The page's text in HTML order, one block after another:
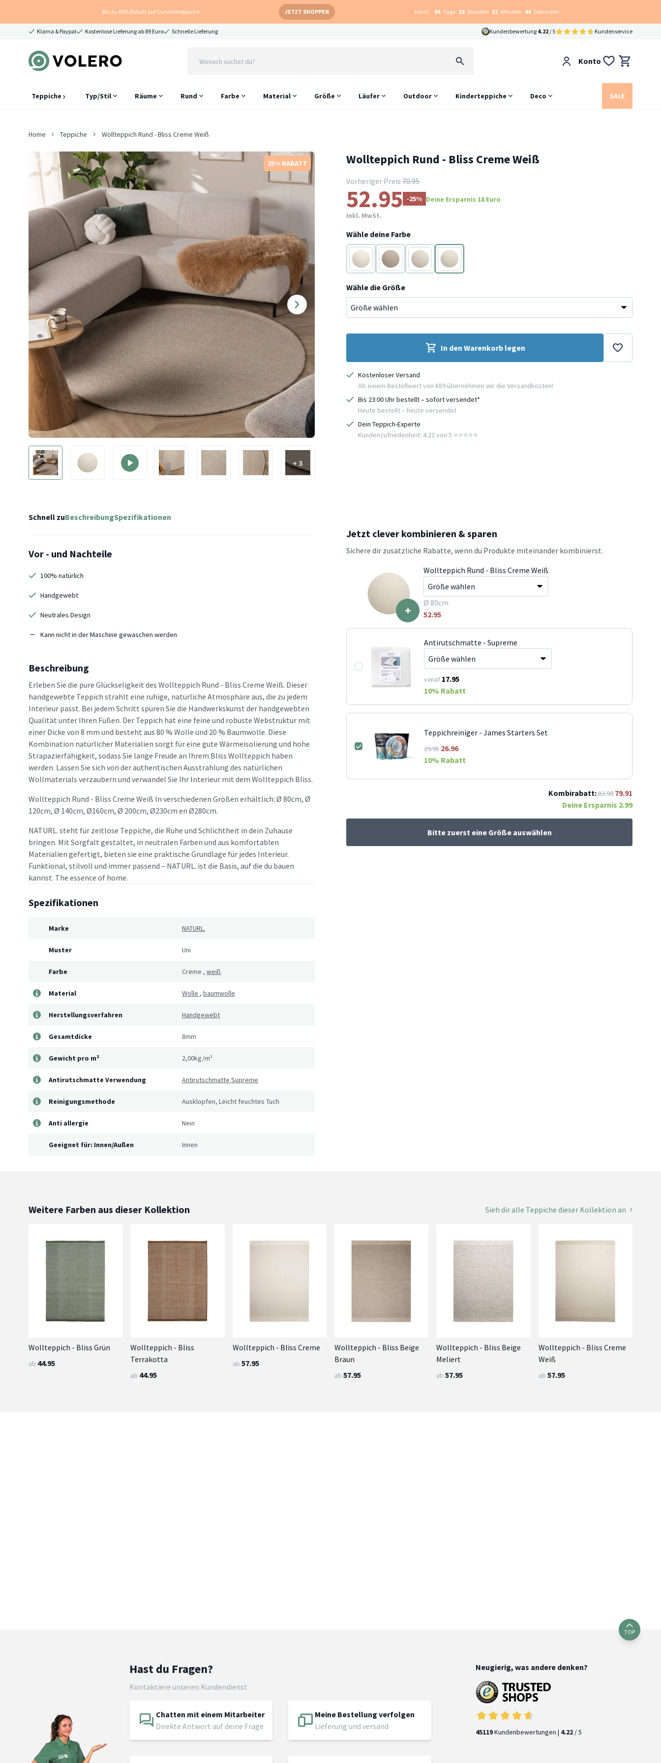
Bis zu 40% Rabatt auf Outdoorteppiche JETZT SHOPPEN Noch: 04 Tage 19 Stunden 22 Minuten 43 Sekunden
Klarna & Paypal Kostenlose Lieferung ab 89 Euro Schnelle Lieferung Kundenbewertung 4.22 / 5 Kundenservice
Konto
Teppiche Typ/Stil Räume Rund Farbe Material Größe Läufer Outdoor Kinderteppiche Deco SALE
Home Teppiche Wollteppich Rund - Bliss Creme Weiß
25% RABATT
+ 3
Wollteppich Rund - Bliss Creme Weiß
Vorheriger Preis 70.95
52.95 -25% Deine Ersparnis 18 Euro
Inkl. MwSt.
Wähle deine Farbe
Creme Beige Beige
Creme
Wähle die Größe
In den Warenkorb legen
Kostenloser Versand
Ab einem Bestellwert von €89 übernehmen wir die Versandkosten!
Bis 23:00 Uhr bestellt – sofort versendet*
Heute bestellt – heute versendet
Dein Teppich-Experte
Kundenzufriedenheit: 4.22 von 5 ⭐️⭐️⭐️⭐️⭐️
Schnell zuBeschreibungSpezifikationen
Vor - und Nachteile
100% natürlich
Handgewebt
Neutrales Design
Kann nicht in der Maschine gewaschen werden
Beschreibung
Erleben Sie die pure Glückseligkeit des Wollteppich Rund - Bliss Creme Weiß. Dieser
handgewebte Teppich strahlt eine ruhige, natürliche Atmosphäre aus, die zu jedem
Interieur passt. Bei jedem Schritt spüren Sie die Handwerkskunst der handgewebten
Qualität unter Ihren Füßen. Der Teppich hat eine feine und robuste Webstruktur mit
einer Dicke von 8 mm und besteht aus 80 % Wolle und 20 % Baumwolle. Diese
Kombination natürlicher Materialien sorgt für eine gute Wärmeisolierung und hohe
Strapazierfähigkeit, sodass Sie lange Freude an Ihrem Bliss Wollteppich haben
werden. Lassen Sie sich von der authentischen Ausstrahlung des natürlichen
Wollmaterials verzaubern und verwandel Sie Ihr Interieur mit dem Wollteppich Bliss.
Wollteppich Rund - Bliss Creme Weiß In verschiedenen Größen erhältlich: Ø 80cm, Ø
120cm, Ø 140cm, Ø160cm, Ø 200cm, Ø230cm en Ø280cm.
NATURL. steht für zeitlose Teppiche, die Ruhe und Schlichtheit in dein Zuhause
bringen. Mit Sorgfalt gestaltet, in neutralen Farben und aus komfortablen
Materialien gefertigt, bieten sie eine praktische Grundlage für jedes Interieur.
Funktional, stilvoll und immer passend – NATURL. ist die Basis, auf die du bauen
kannst. The essence of home.
Spezifikationen
Marke NATURL.
Muster Uni
Farbe Creme , weiß
Material Wolle , baumwolle
Herstellungsverfahren Handgewebt
Gesamtdicke 8mm
Gewicht pro m² 2,00kg/m²
Antirutschmatte Verwendung Antirutschmatte Supreme
Reinigungsmethode Ausklopfen, Leicht feuchtes Tuch
Anti allergie Nein
Geeignet für: Innen/Außen Innen
Jetzt clever kombinieren & sparen
Sichere dir zusätzliche Rabatte, wenn du Produkte miteinander kombinierst.
+
Wollteppich Rund - Bliss Creme Weiß
Ø 80cm
52.95
Antirutschmatte - Supreme
vanaf 17.95
10% Rabatt
Teppichreiniger - James Starters Set
29.95 26.96
10% Rabatt
Kombirabatt:82.90 79.91
Deine Ersparnis 2.99
Bitte zuerst eine Größe auswählen
Weitere Farben aus dieser Kollektion Sieh dir alle Teppiche dieser Kollektion an
Wollteppich - Bliss Grün
ab 44.95
Wollteppich - Bliss
Terrakotta
ab 44.95
Wollteppich - Bliss Creme
ab 57.95
Wollteppich - Bliss Beige
Braun
ab 57.95
Wollteppich - Bliss Beige
Meliert
ab 57.95
Wollteppich - Bliss Creme
Weiß
ab 57.95
TOP
Hast du Fragen?
Kontaktiere unseren Kundendienst
Chatten mit einem Mitarbeiter
Direkte Antwort auf deine Frage
Meine Bestellung verfolgen
Lieferung und versand
Neugierig, was andere denken?
45119Kundenbewertungen | 4.22 / 5